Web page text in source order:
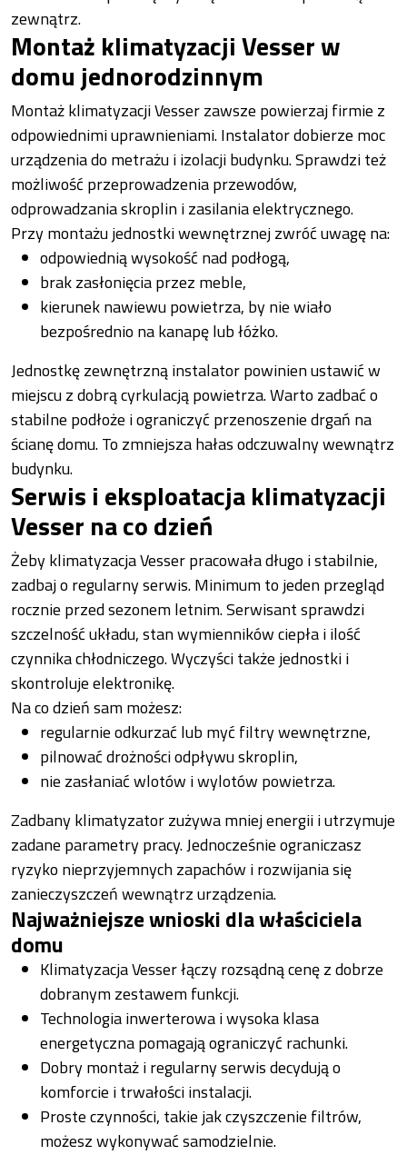
zewnątrz.
Montaż klimatyzacji Vesser w
domu jednorodzinnym
Montaż klimatyzacji Vesser zawsze powierzaj firmie z
odpowiednimi uprawnieniami. Instalator dobierze moc
urządzenia do metrażu i izolacji budynku. Sprawdzi też
możliwość przeprowadzenia przewodów,
odprowadzania skroplin i zasilania elektrycznego.
Przy montażu jednostki wewnętrznej zwróć uwagę na:
odpowiednią wysokość nad podłogą,
brak zasłonięcia przez meble,
kierunek nawiewu powietrza, by nie wiało
bezpośrednio na kanapę lub łóżko.
Jednostkę zewnętrzną instalator powinien ustawić w
miejscu z dobrą cyrkulacją powietrza. Warto zadbać o
stabilne podłoże i ograniczyć przenoszenie drgań na
ścianę domu. To zmniejsza hałas odczuwalny wewnątrz
budynku.
Serwis i eksploatacja klimatyzacji
Vesser na co dzień
Żeby klimatyzacja Vesser pracowała długo i stabilnie,
zadbaj o regularny serwis. Minimum to jeden przegląd
rocznie przed sezonem letnim. Serwisant sprawdzi
szczelność układu, stan wymienników ciepła i ilość
czynnika chłodniczego. Wyczyści także jednostki i
skontroluje elektronikę.
Na co dzień sam możesz:
regularnie odkurzać lub myć filtry wewnętrzne,
pilnować drożności odpływu skroplin,
nie zasłaniać wlotów i wylotów powietrza.
Zadbany klimatyzator zużywa mniej energii i utrzymuje
zadane parametry pracy. Jednocześnie ograniczasz
ryzyko nieprzyjemnych zapachów i rozwijania się
zanieczyszczeń wewnątrz urządzenia.
Najważniejsze wnioski dla właściciela
domu
Klimatyzacja Vesser łączy rozsądną cenę z dobrze
dobranym zestawem funkcji.
Technologia inwerterowa i wysoka klasa
energetyczna pomagają ograniczyć rachunki.
Dobry montaż i regularny serwis decydują o
komforcie i trwałości instalacji.
Proste czynności, takie jak czyszczenie filtrów,
możesz wykonywać samodzielnie.